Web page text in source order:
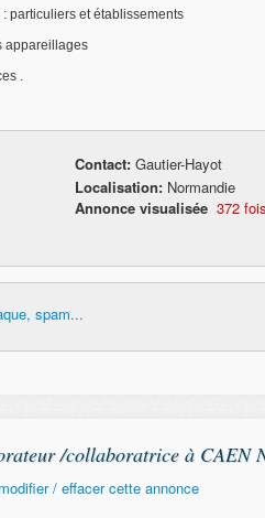
particuliers et établissements
appareillages
.
Contact:Gautier-Hayot
Localisation:Normandie
Annonce visualisée 372
spam...
/collaboratrice à CAEN
/ effacer cette annonce